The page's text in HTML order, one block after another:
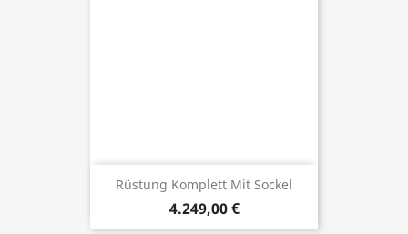
Rüstung Komplett Mit Sockel
4.249,00 €